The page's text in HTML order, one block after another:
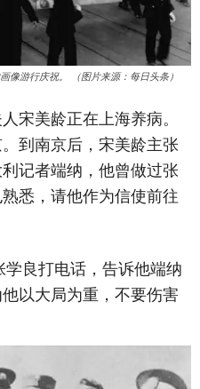
像游行庆祝。 （图片来源：每日头条）
宋美龄正在上海养病。
到南京后，宋美龄主张
记者端纳，他曾做过张
悉，请他作为信使前往
良打电话，告诉他端纳
以大局为重，不要伤害